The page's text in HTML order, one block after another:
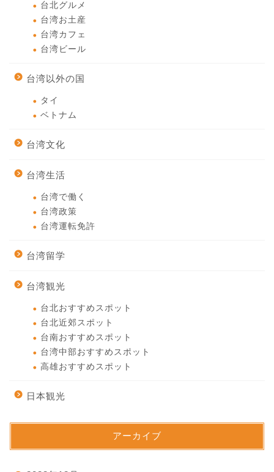
台北グルメ
台湾お土産
台湾カフェ
台湾ビール
台湾以外の国
タイ
ベトナム
台湾文化
台湾生活
台湾で働く
台湾政策
台湾運転免許
台湾留学
台湾観光
台北おすすめスポット
台北近郊スポット
台南おすすめスポット
台湾中部おすすめスポット
高雄おすすめスポット
日本観光
アーカイブ